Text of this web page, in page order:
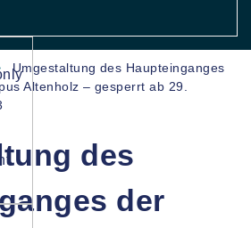
Umgestaltung des Haupteinganges
Altenholz – gesperrt ab 29.
des
der